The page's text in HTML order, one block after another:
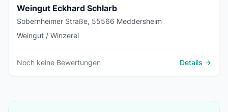
Weingut Eckhard Schlarb
Sobernheimer Straße, 55566 Meddersheim
Weingut / Winzerei
Noch keine Bewertungen Details →